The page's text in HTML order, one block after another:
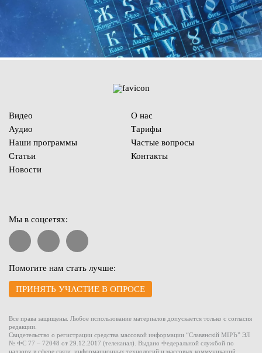
Видео
Аудио
Наши программы
Статьи
Новости
О нас
Тарифы
Частые вопросы
Контакты
Мы в соцсетях:
Помогите нам стать лучше:
ПРИНЯТЬ УЧАСТИЕ В ОПРОСЕ
Все права защищены. Любое использование материалов допускается только с согласия
редакции.
Свидетельство о регистрации средства массовой информации “Славянскiй МIРЪ” ЭЛ
№ ФС 77 – 72048 от 29.12.2017 (телеканал). Выдано Федеральной службой по
надзору в сфере связи, информационных технологий и массовых коммуникаций